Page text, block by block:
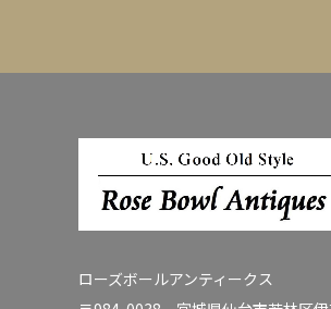
ローズボールアンティークス